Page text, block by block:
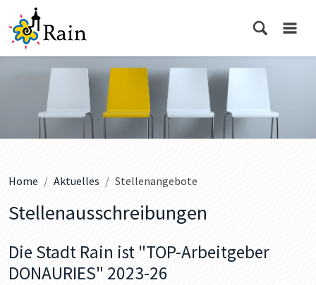
Home Aktuelles Stellenangebote
Stellenausschreibungen
Die Stadt Rain ist "TOP-Arbeitgeber
DONAURIES" 2023-26